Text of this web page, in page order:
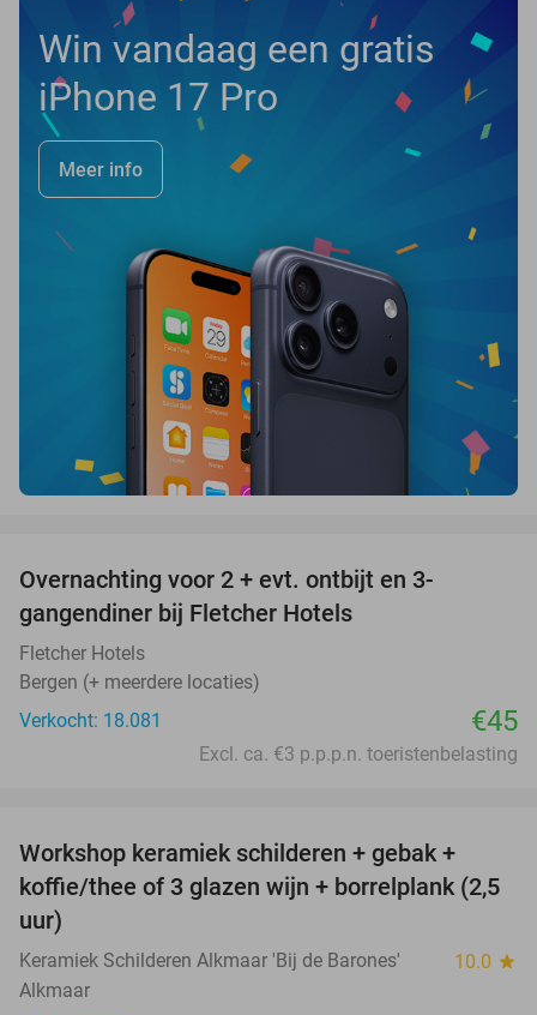
Win vandaag een gratis
iPhone 17 Pro
Meer info
Overnachting voor 2 + evt. ontbijt en 3-
gangendiner bij Fletcher Hotels
Fletcher Hotels
Bergen (+ meerdere locaties)
Verkocht: 18.081
€45
Excl. ca. €3 p.p.p.n. toeristenbelasting
Workshop keramiek schilderen + gebak +
koffie/thee of 3 glazen wijn + borrelplank (2,5
uur)
Keramiek Schilderen Alkmaar 'Bij de Barones' 10.0 star
Alkmaar